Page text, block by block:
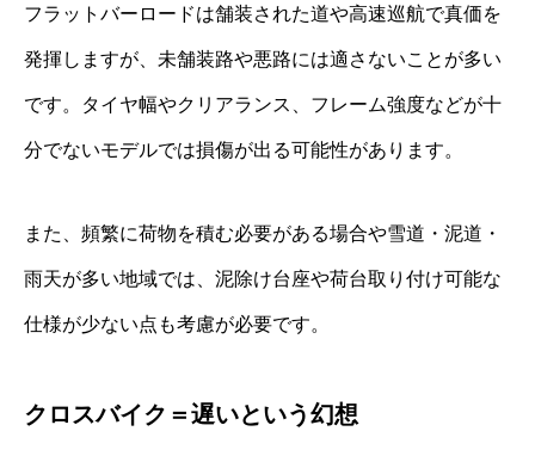
フラットバーロードは舗装された道や高速巡航で真価を
発揮しますが、未舗装路や悪路には適さないことが多い
です。タイヤ幅やクリアランス、フレーム強度などが十
分でないモデルでは損傷が出る可能性があります。
また、頻繁に荷物を積む必要がある場合や雪道・泥道・
雨天が多い地域では、泥除け台座や荷台取り付け可能な
仕様が少ない点も考慮が必要です。
クロスバイク＝遅いという幻想